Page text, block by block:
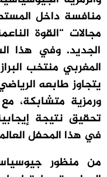
منافسة داخل
مجالات “القوة
الجديد. وفي هذا
المغربي منتخب
يتجاوز طابعه
ورمزية متشابكة،
تحقيق نتيجة
في هذا المحفل
من منظور